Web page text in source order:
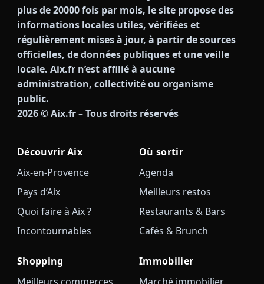
plus de 20000 fois par mois, le site propose des
informations locales utiles, vérifiées et
régulièrement mises à jour, à partir de sources
officielles, de données publiques et une veille
locale. Aix.fr n’est affilié à aucune
administration, collectivité ou organisme
public.
2026© Aix.fr – Tous droits réservés
Découvrir Aix
Aix-en-Provence
Pays d’Aix
Quoi faire à Aix ?
Incontournables
Où sortir
Agenda
Meilleurs restos
Restaurants & Bars
Cafés & Brunch
Shopping
Immobilier